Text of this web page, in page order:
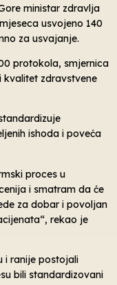
ministar zdravlja
usvojeno 140
za usvajanje.
protokola, smjernica
kvalitet zdravstvene
ishoda i poveća
proces u
i smatram da će
za dobar i povoljan
rekao je
i ranije postojali
bili standardizovani